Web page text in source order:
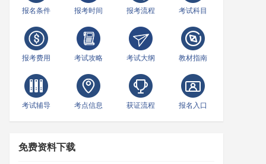
报名条件 报考时间 报考流程 考试科目
报考费用 考试攻略 考试大纲 教材指南
考试辅导 考点信息 获证流程 报名入口
免费资料下载